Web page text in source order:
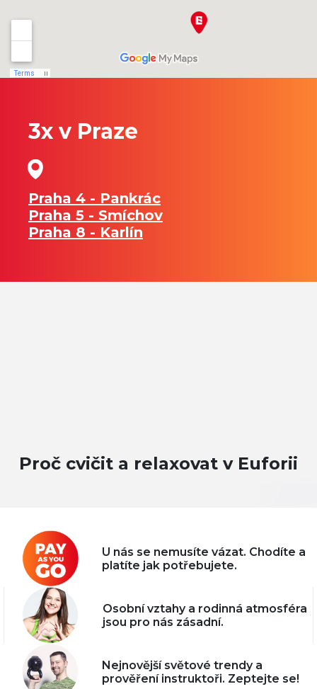
3x v Praze
Praha 4 - Pankrác
Praha 5 - Smíchov
Praha 8 - Karlín
Proč cvičit a relaxovat v Euforii
U nás se nemusíte vázat. Chodíte a
platíte jak potřebujete.
Osobní vztahy a rodinná atmosféra
jsou pro nás zásadní.
Nejnovější světové trendy a
prověření instruktoři. Zeptejte se!